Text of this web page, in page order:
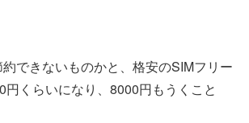
できないものかと、格安のSIMフリー
円くらいになり、8000円もうくこと